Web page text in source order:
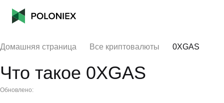
Домашняя страница Все криптовалюты 0XGAS
Что такое 0XGAS
Обновлено: